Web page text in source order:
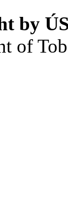
by
of